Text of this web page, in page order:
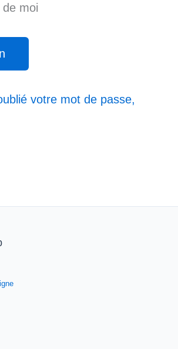
moi
votre mot de passe,